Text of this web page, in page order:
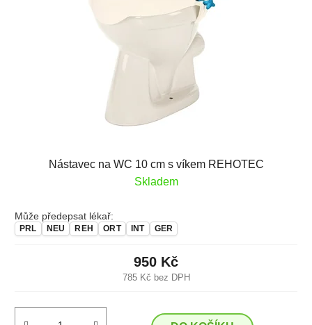
Nástavec na WC 10 cm s víkem REHOTEC
Skladem
Může předepsat lékař:
PRL NEU REH ORT INT GER
785 Kč bez DPH
950 Kč